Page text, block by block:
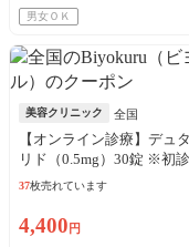
男女ＯＫ
美容クリニック 全国
【オンライン診療】デュ
リド（0.5mg）30錠 ※初診
送料込
37枚売れています
4,400 円